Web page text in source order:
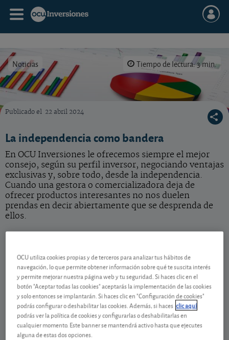
Noticias Tiempo de lectura: 3 min.
En OCU Inversiones intentamos siempre ofrecerle los mejores consejso, según su
Publicado el 22 abril 2024
La independencia como bandera
En OCU Inversiones le ofrecemos siempre el mejor
consejo, según su perfil inversor, negociando ventajas
exclusivas y, sobre todo, desde la independencia.
Cuando una gestora o comercializadora deja de
ofrecer productos interesantes no nos duelen
prendas en decir abiertamente que se desprenda de
ellos.
Saque jugo a su pertenencia a OCU
Como lector de OCU Inversiones, y en lo que a
fondos de inversión se refiere, ya sabrá la
importancia de acertar en su apuesta, primero con
la categoría y después con el fondo concreto. Pero
¿sabía usted que un mismo fondo puede tener
distintos gastos según a quien va dirigido?
OCU utiliza cookies propias y de terceros para analizar tus hábitos de
navegación, lo que permite obtener información sobre qué te suscita interés
y permite mejorar nuestra página web y tu seguridad. Si haces clic en el
botón "Aceptar todas las cookies" aceptarás la implementación de las cookies
y solo entonces se implantarán. Si haces clic en "Configuración de cookies"
podrás configurar o deshabilitar las cookies. Además, si haces clic aquí
podrás ver la política de cookies y configurarlas o deshabilitarlas en
cualquier momento. Este banner se mantendrá activo hasta que ejecutes
alguna de estas dos opciones.